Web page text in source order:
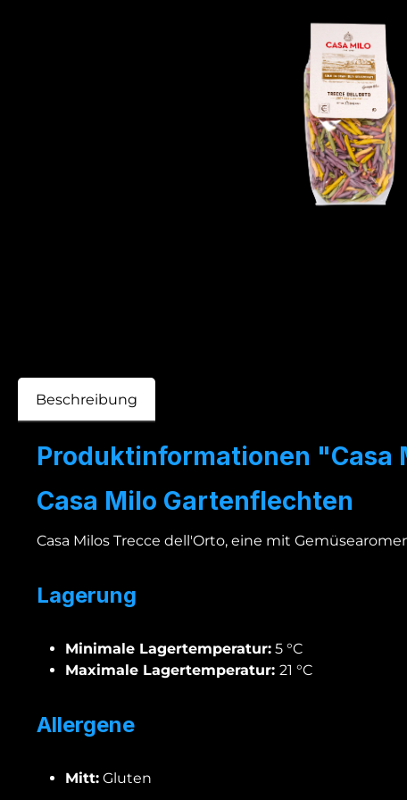
Beschreibung
Produktinformationen "Casa
Casa Milo Gartenflechten
Casa Milos Trecce dell'Orto, eine mit
Lagerung
Minimale Lagertemperatur: 5 °C
Maximale Lagertemperatur: 21 °C
Allergene
Mitt: Gluten